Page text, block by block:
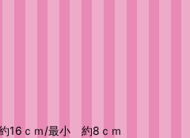
16ｃｍ/最小 約8ｃｍ